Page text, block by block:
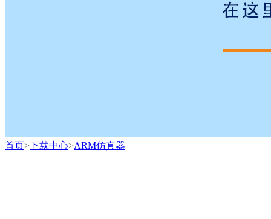
首页>下载中心>ARM仿真器